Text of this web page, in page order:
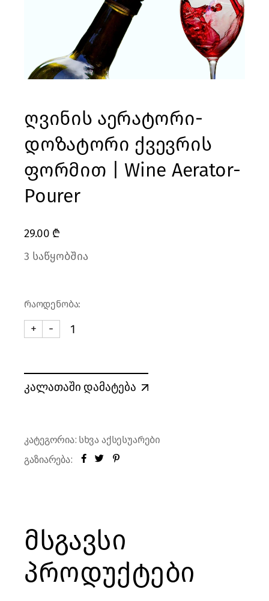
ღვინის აერატორი-
დოზატორი ქვევრის
ფორმით | Wine Aerator-
Pourer
29.00 ₾
3 საწყობშია
რაოდენობა:
ღვინის აერატორი-დოზატორი ქვევრის
-
+
კალათაში დამატება
კატეგორია: სხვა აქსესუარები
გაზიარება:
მსგავსი
პროდუქტები